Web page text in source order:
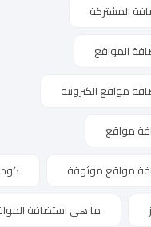
المشتركة
المواقع
مواقع الكترونية
مواقع
مواقع موثوقة
ما هى استضافة